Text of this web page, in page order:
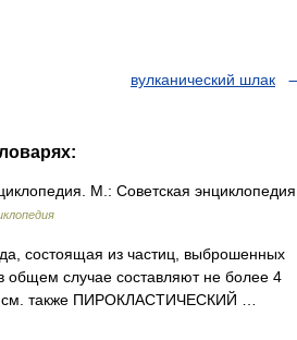
вулканический шлак
М.: Советская энциклопедия.
состоящая из частиц, выброшенных
случае составляют не более 4
см. также ПИРОКЛАСТИЧЕСКИЙ …